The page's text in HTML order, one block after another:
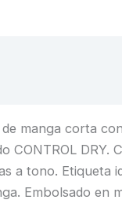
manga corta
CONTROL DRY.
a tono. Etiqueta
Embolsado en